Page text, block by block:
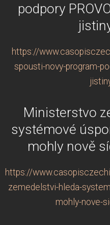
podpory
https://
spousti-novy-program-
Ministerstvo
systémové
mohly nově
https://
zemedelstvi-hleda-
mohly-nove-